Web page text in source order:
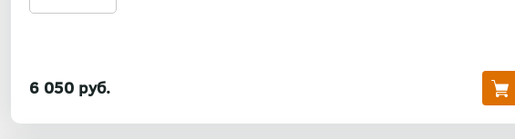
6 050 руб.